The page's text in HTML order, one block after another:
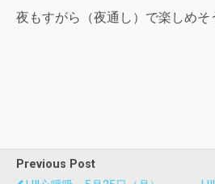
夜もすがら（夜通し）で楽しめそ
Previous Post